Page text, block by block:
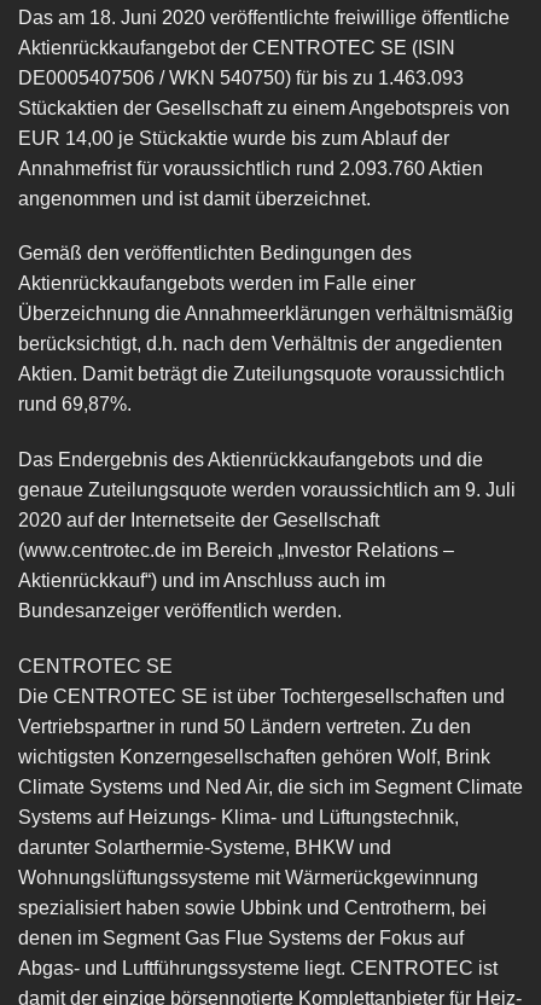
Das am 18. Juni 2020 veröffentlichte freiwillige öffentliche
Aktienrückkaufangebot der CENTROTEC SE (ISIN
DE0005407506 / WKN 540750) für bis zu 1.463.093
Stückaktien der Gesellschaft zu einem Angebotspreis von
EUR 14,00 je Stückaktie wurde bis zum Ablauf der
Annahmefrist für voraussichtlich rund 2.093.760 Aktien
angenommen und ist damit überzeichnet.
Gemäß den veröffentlichten Bedingungen des
Aktienrückkaufangebots werden im Falle einer
Überzeichnung die Annahmeerklärungen verhältnismäßig
berücksichtigt, d.h. nach dem Verhältnis der angedienten
Aktien. Damit beträgt die Zuteilungsquote voraussichtlich
rund 69,87%.
Das Endergebnis des Aktienrückkaufangebots und die
genaue Zuteilungsquote werden voraussichtlich am 9. Juli
2020 auf der Internetseite der Gesellschaft
(www.centrotec.de im Bereich „Investor Relations –
Aktienrückkauf“) und im Anschluss auch im
Bundesanzeiger veröffentlich werden.
CENTROTEC SE
Die CENTROTEC SE ist über Tochtergesellschaften und
Vertriebspartner in rund 50 Ländern vertreten. Zu den
wichtigsten Konzerngesellschaften gehören Wolf, Brink
Climate Systems und Ned Air, die sich im Segment Climate
Systems auf Heizungs- Klima- und Lüftungstechnik,
darunter Solarthermie-Systeme, BHKW und
Wohnungslüftungssysteme mit Wärmerückgewinnung
spezialisiert haben sowie Ubbink und Centrotherm, bei
denen im Segment Gas Flue Systems der Fokus auf
Abgas- und Luftführungssysteme liegt. CENTROTEC ist
damit der einzige börsennotierte Komplettanbieter für Heiz-